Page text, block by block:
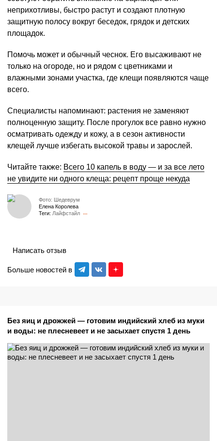
неприхотливы, быстро растут и создают плотную
защитную полосу вокруг беседок, грядок и детских
площадок.
Помочь может и обычный чеснок. Его высаживают не
только на огороде, но и рядом с цветниками и
влажными зонами участка, где клещи появляются чаще
всего.
Специалисты напоминают: растения не заменяют
полноценную защиту. После прогулок все равно нужно
осматривать одежду и кожу, а в сезон активности
клещей лучше избегать высокой травы и зарослей.
Читайте также: Всего 10 капель в воду — и за все лето
не увидите ни одного клеща: рецепт проще некуда
Фото: Шедеврум
Елена Королева
Теги: Лайфстайл
Больше новостей в
Написать отзыв
Без яиц и дрожжей — готовим индийский хлеб из муки
и воды: не плесневеет и не засыхает спустя 1 день